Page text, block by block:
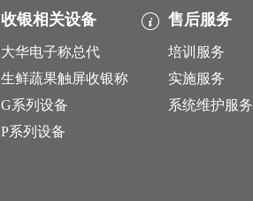
收银相关设备
大华电子称总代
生鲜蔬果触屏收银称
G系列设备
P系列设备
售后服务
培训服务
实施服务
系统维护服务